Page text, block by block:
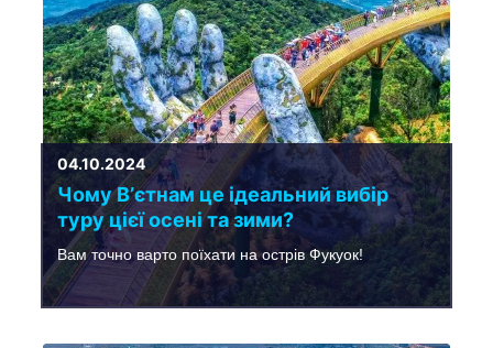
04.10.2024
Чому Вʼєтнам це ідеальний вибір
туру цієї осені та зими?
Вам точно варто поїхати на острів Фукуок!